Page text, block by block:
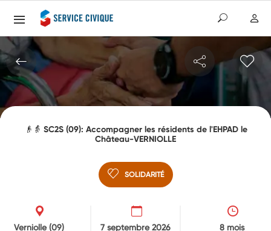
👴👵 SC2S (09): Accompagner les résidents de l'EHPAD le
Château-VERNIOLLE
SOLIDARITÉ
Verniolle(09) 7 septembre 2026 8 mois